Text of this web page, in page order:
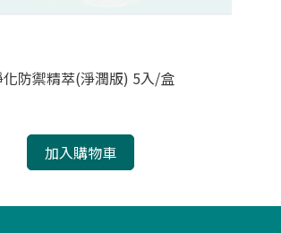
防禦精萃(淨潤版) 5入/盒
加入購物車